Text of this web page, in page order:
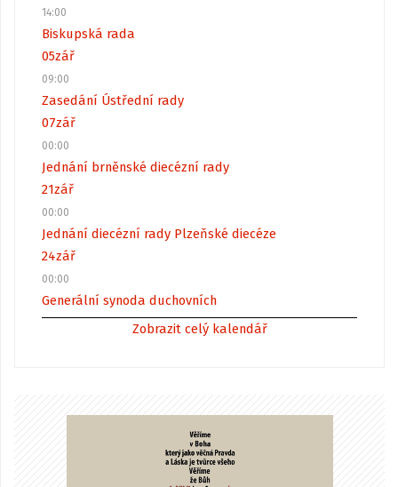
14:00
Biskupská rada
05zář
09:00
Zasedání Ústřední rady
07zář
00:00
Jednání brněnské diecézní rady
21zář
00:00
Jednání diecézní rady Plzeňské diecéze
24zář
00:00
Generální synoda duchovních
Zobrazit celý kalendář